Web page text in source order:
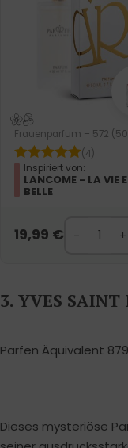
Frauenparfum – 572
(4)
Inspiriert von:
LANCOME - LA VIE
BELLE
19,99 €
3. YVES
Parfen Äquivalent 879
Dieses mysteriöse